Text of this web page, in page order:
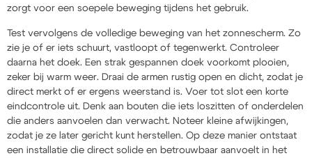
zorgt voor een soepele beweging tijdens het gebruik.
Test vervolgens de volledige beweging van het zonnescherm. Zo
zie je of er iets schuurt, vastloopt of tegenwerkt. Controleer
daarna het doek. Een strak gespannen doek voorkomt plooien,
zeker bij warm weer. Draai de armen rustig open en dicht, zodat je
direct merkt of er ergens weerstand is. Voer tot slot een korte
eindcontrole uit. Denk aan bouten die iets loszitten of onderdelen
die anders aanvoelen dan verwacht. Noteer kleine afwijkingen,
zodat je ze later gericht kunt herstellen. Op deze manier ontstaat
een installatie die direct solide en betrouwbaar aanvoelt in het